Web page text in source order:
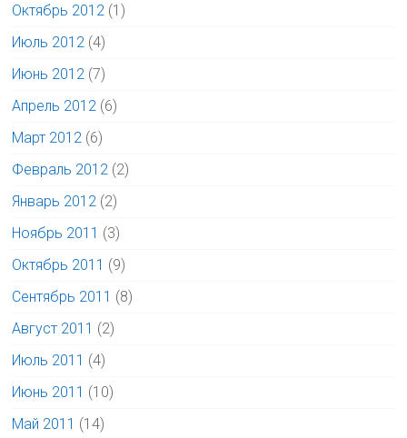
Октябрь 2012 (1)
Июль 2012 (4)
Июнь 2012 (7)
Апрель 2012 (6)
Март 2012 (6)
Февраль 2012 (2)
Январь 2012 (2)
Ноябрь 2011 (3)
Октябрь 2011 (9)
Сентябрь 2011 (8)
Август 2011 (2)
Июль 2011 (4)
Июнь 2011 (10)
Май 2011 (14)